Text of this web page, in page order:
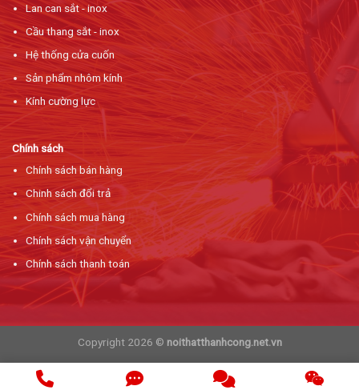
Lan can sắt - inox
Cầu thang sắt - inox
Hệ thống cửa cuốn
Sản phẩm nhôm kính
Kính cường lực
Chính sách
Chính sách bán hàng
Chinh sách đổi trả
Chính sách mua hàng
Chính sách vận chuyển
Chính sách thanh toán
Copyright 2026 © noithatthanhcong.net.vn